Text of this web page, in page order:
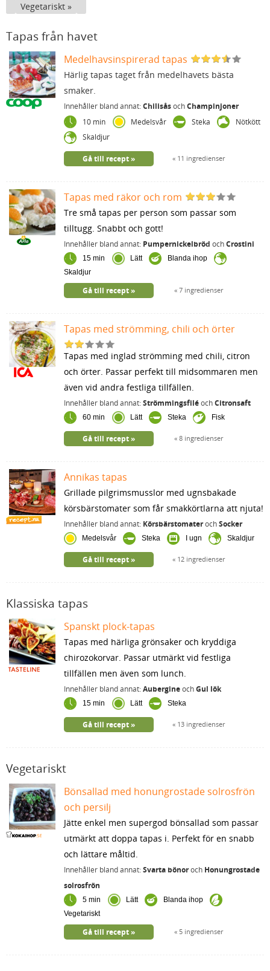
Vegetariskt
Tapas från havet
Medelhavsinspirerad tapas
Härlig tapas taget från medelhavets bästa
smaker.
Innehåller bland annat:ChilisåsochChampinjoner
10 min
Medelsvår Steka
Nötkött
Skaldjur
11 ingredienser
Gå till recept
Tapas med räkor och rom
Tre små tapas per person som passar som
tilltugg. Snabbt och gott!
Innehåller bland annat: Pumpernickelbröd ochCrostini
15 min Lätt
Blanda ihop
Skaldjur
7 ingredienser
Gå till recept
Tapas med strömming, chili och örter
Tapas med inglad strömming med chili, citron
och örter. Passar perfekt till midsommaren men
även vid andra festliga tillfällen.
Innehåller bland annat:StrömmingsfiléochCitronsaft
60 min Lätt Steka Fisk
8 ingredienser
Gå till recept
Annikas tapas
Grillade pilgrimsmusslor med ugnsbakade
körsbärstomater som får smakkörtlarna att njuta!
Innehåller bland annat: KörsbärstomaterochSocker
Medelsvår Steka I ugn Skaldjur
12 ingredienser
Gå till recept
Klassiska tapas
Spanskt plock-tapas
Tapas med härliga grönsaker och kryddiga
chirozokorvar. Passar utmärkt vid festliga
tillfällen men även som lunch.
Innehåller bland annat:AubergineochGul lök
15 min Lätt Steka
13 ingredienser
Gå till recept
Vegetariskt
Bönsallad med honungrostade solrosfrön
och persilj
Jätte enkel men supergod bönsallad som passar
utmärkt att doppa tapas i. Perfekt för en snabb
och lättare måltid.
Innehåller bland annat:Svarta bönoroch Honungrostade
solrosfrön
5 min Lätt
Blanda ihop
Vegetariskt
5 ingredienser
Gå till recept